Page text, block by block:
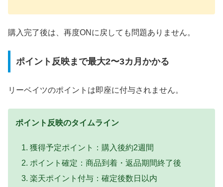
購入完了後は、再度ONに戻しても問題ありません。
ポイント反映まで最大2〜3カ月かかる
リーベイツのポイントは即座に付与されません。
ポイント反映のタイムライン
獲得予定ポイント：購入後約2週間
ポイント確定：商品到着・返品期間終了後
楽天ポイント付与：確定後数日以内